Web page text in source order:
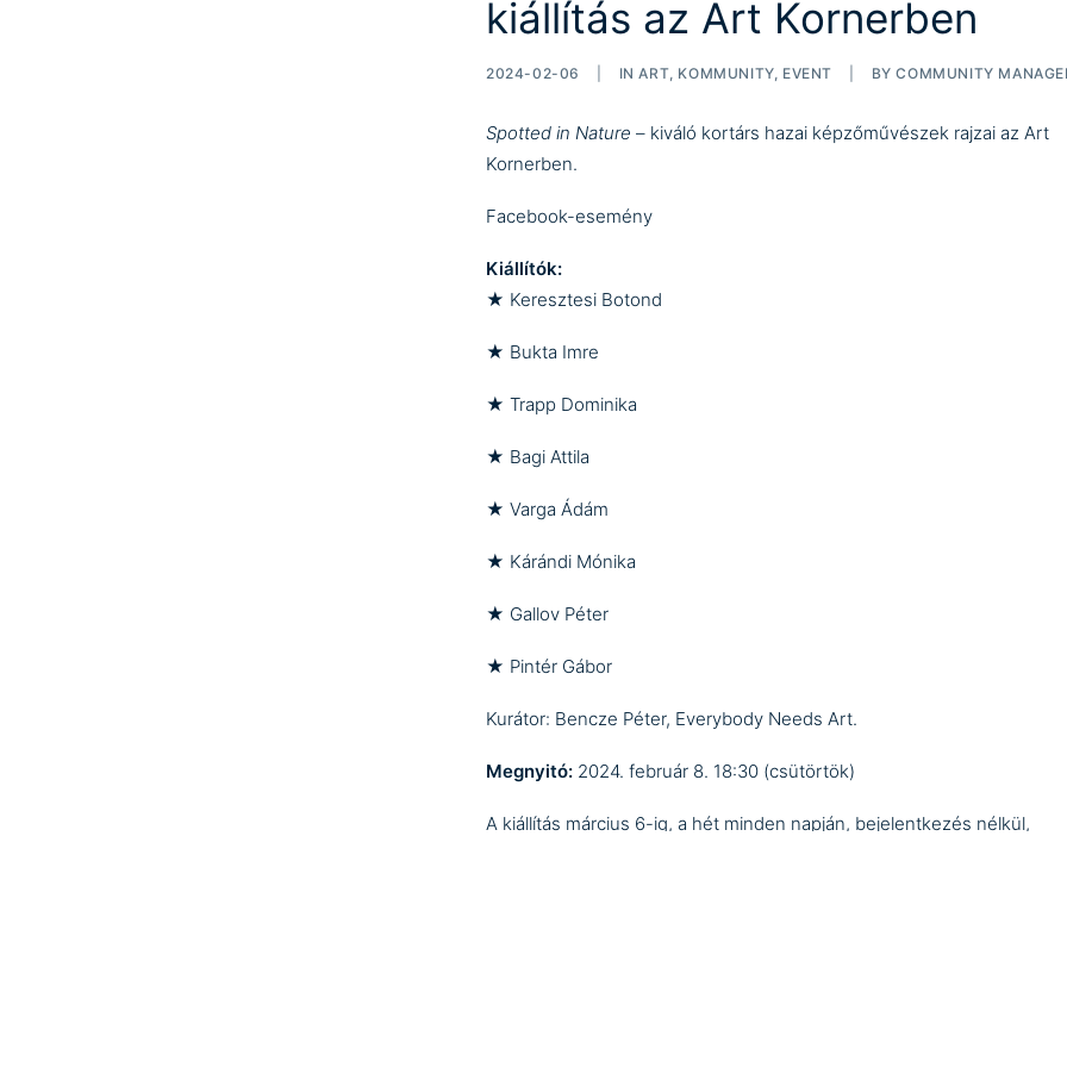
kiállítás az Art Kornerben
2024-02-06 INART, KOMMUNITY, EVENT BYCOMMUNITY
Spotted in Nature – kiváló kortárs hazai képzőművészek rajzai az Art
Kornerben.
Facebook-esemény
Kiállítók:
★ Keresztesi Botond
★ Bukta Imre
★ Trapp Dominika
★ Bagi Attila
★ Varga Ádám
★ Kárándi Mónika
★ Gallov Péter
★ Pintér Gábor
Kurátor: Bencze Péter, Everybody Needs Art.
Megnyitó: 2024. február 8. 18:30 (csütörtök)
A kiállítás március 6-ig, a hét minden napján, bejelentkezés nélkül,